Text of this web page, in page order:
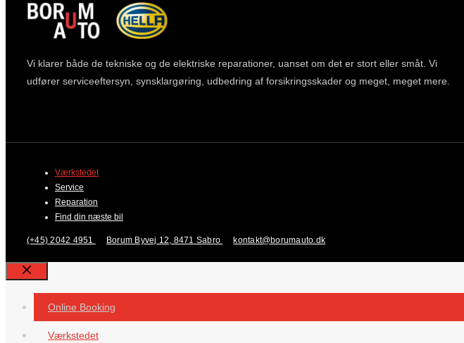
Vi klarer både de tekniske og de elektriske reparationer, uanset om det er stort eller småt. Vi
udfører serviceeftersyn, synsklargøring, udbedring af forsikringsskader og meget, meget mere.
Værkstedet
Service
Reparation
Find din næste bil
(+45) 2042 4951 Borum Byvej 12, 8471 Sabro kontakt@borumauto.dk
Close
Online Booking
Værkstedet